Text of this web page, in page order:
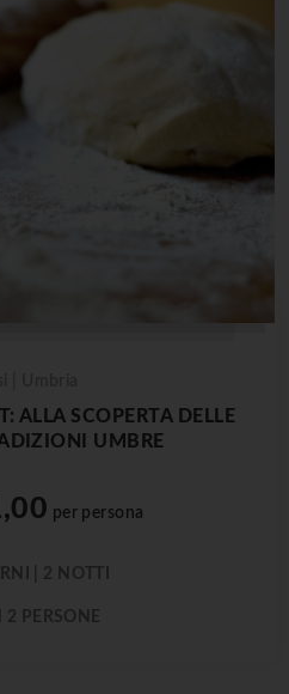
ALLA SCOPERTA DELLE
UMBRE
per persona
| 2 NOTTI
2 PERSONE